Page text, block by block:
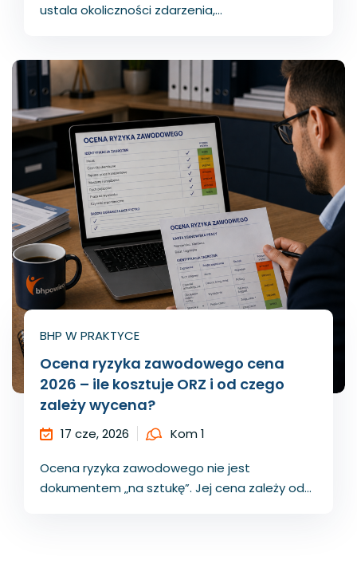
ustala okoliczności zdarzenia,...
BHP W PRAKTYCE
Ocena ryzyka zawodowego cena
2026 – ile kosztuje ORZ i od czego
zależy wycena?
17 cze, 2026 Kom 1
Ocena ryzyka zawodowego nie jest
dokumentem „na sztukę”. Jej cena zależy od...